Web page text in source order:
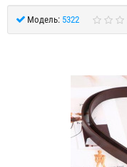
Модель: 5322